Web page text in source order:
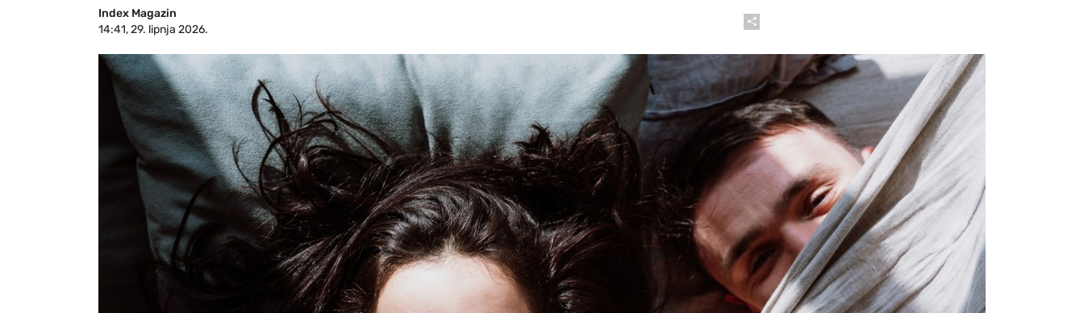
Index Magazin
14:41, 29. lipnja 2026.